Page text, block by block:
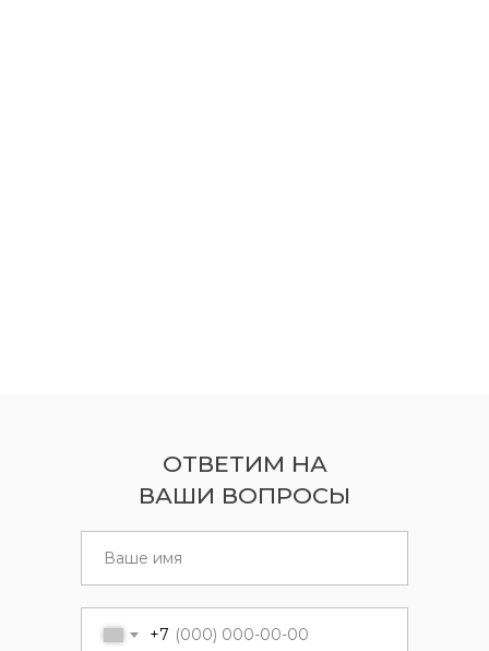
+7
ОТВЕТИМ НА
ВАШИ ВОПРОСЫ